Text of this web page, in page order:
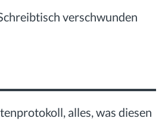
verschwunden
alles, was diesen